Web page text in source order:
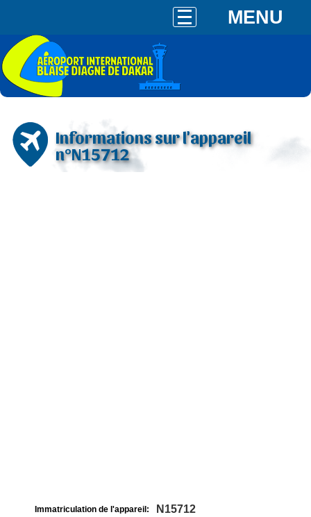
MENU
Informations sur l'appareil
n°N15712
Immatriculation de l'appareil: N15712